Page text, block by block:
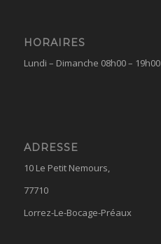
HORAIRES
Lundi – Dimanche 08h00 – 19h00
ADRESSE
10 Le Petit Nemours,
77710
Lorrez-Le-Bocage-Préaux